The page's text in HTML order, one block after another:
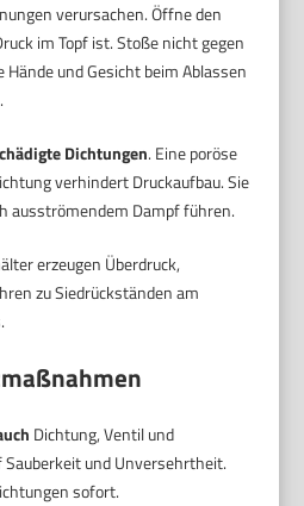
verursachen. Öffne den
im Topf ist. Stoße nicht gegen
und Gesicht beim Ablassen
Dichtungen. Eine poröse
verhindert Druckaufbau. Sie
ausströmendem Dampf führen.
erzeugen Überdruck,
zu Siedrückständen am
Dichtung, Ventil und
Sauberkeit und Unversehrtheit.
sofort.